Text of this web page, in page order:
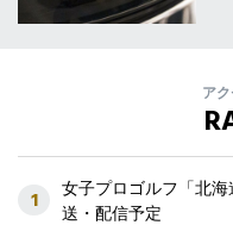
ア
1
女子プロゴルフ「北
送・配信予定